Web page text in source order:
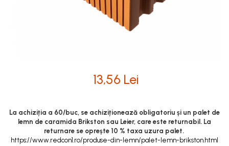
Vata minerala bazaltica
Tevi PVC
Accesorii PVC
Trepte
13,56 Lei
La achiziția a 60/buc, se achiziționează obligatoriu și un palet de
lemn de caramida Brikston sau Leier, care este returnabil. La
returnare se oprește 10 % taxa uzura palet.
https://www.redcon1.ro/produse-din-lemn/palet-lemn-brikston.html